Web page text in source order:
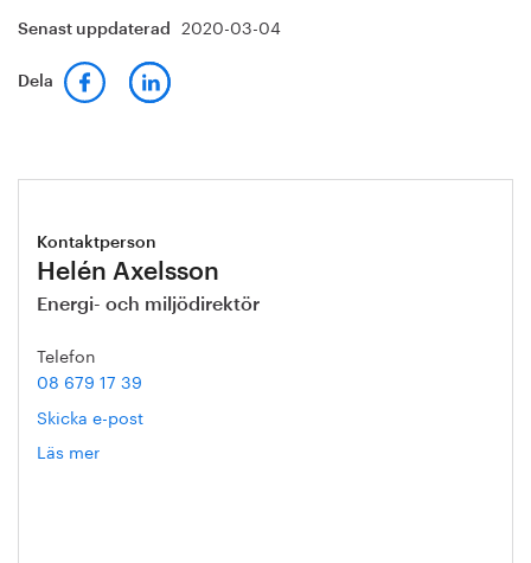
Senast uppdaterad 2020-03-04
Dela
Kontaktperson
Helén Axelsson
Energi- och miljödirektör
Telefon
08 679 17 39
Skicka e-post
Läs mer